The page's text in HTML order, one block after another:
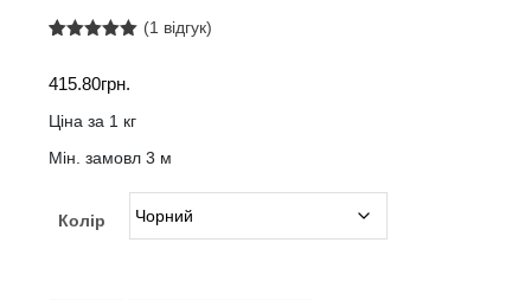
основі
покупця
(1 відгук)
415.80грн.
Ціна за 1 кг
Мін. замовл 3 м
Колір